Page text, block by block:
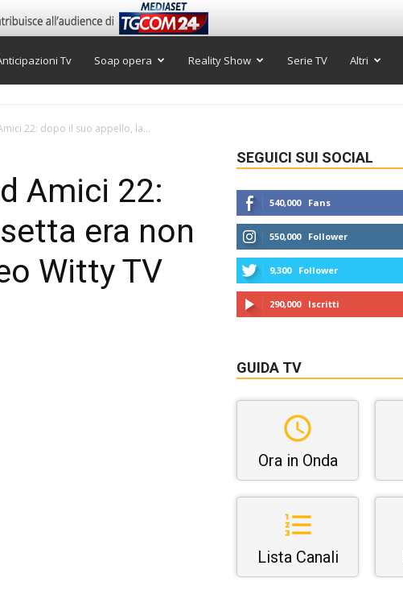
Tv Soap opera Reality Show Serie TV Altri
22: dopo il suo appello, la...
Amici 22:
era non
Witty TV
SEGUICI SUI SOCIAL
540,000 Fans
550,000 Follower
9,300 Follower
290,000 Iscritti
GUIDA TV
Ora in Onda
Lista Canali